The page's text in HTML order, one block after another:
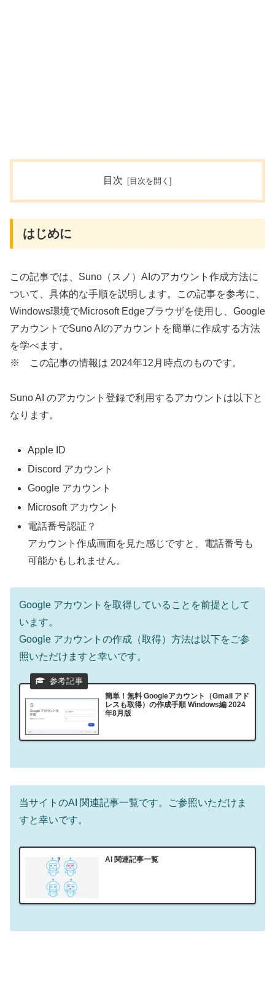
目次
はじめに
この記事では、Suno（スノ）AIのアカウント作成方法に
ついて、具体的な手順を説明します。この記事を参考に、
Windows環境でMicrosoft Edgeブラウザを使用し、Google
アカウントでSuno AIのアカウントを簡単に作成する方法
を学べます。
※ この記事の情報は 2024年12月時点のものです。
Suno AI のアカウント登録で利用するアカウントは以下と
なります。
Apple ID
Discord アカウント
Google アカウント
Microsoft アカウント
電話番号認証？
アカウント作成画面を見た感じですと、電話番号も
可能かもしれません。
Google アカウントを取得していることを前提として
います。
Google アカウントの作成（取得）方法は以下をご参
照いただけますと幸いです。
簡単！無料 Googleアカウント（Gmail アド
レスも取得）の作成手順 Windows編 2024
年8月版
当サイトのAI 関連記事一覧です。ご参照いただけま
すと幸いです。
AI 関連記事一覧